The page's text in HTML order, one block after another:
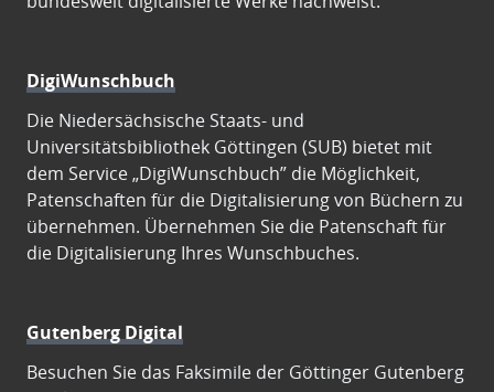
DigiWunschbuch
Die Niedersächsische Staats- und
Universitätsbibliothek Göttingen (SUB) bietet mit
dem Service „DigiWunschbuch” die Möglichkeit,
Patenschaften für die Digitalisierung von Büchern zu
übernehmen. Übernehmen Sie die Patenschaft für
die Digitalisierung Ihres Wunschbuches.
Gutenberg Digital
Besuchen Sie das Faksimile der Göttinger Gutenberg